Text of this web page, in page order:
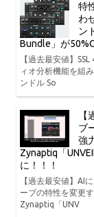
特
わ
ン
Bundle」が
【過去最安値】
ィオ分析機能を組
ンドル So
ブ
強
Zynaptiq「
に！！！
【過去最安値】AI
ーブの特性を変更
Zynaptiq「UNV